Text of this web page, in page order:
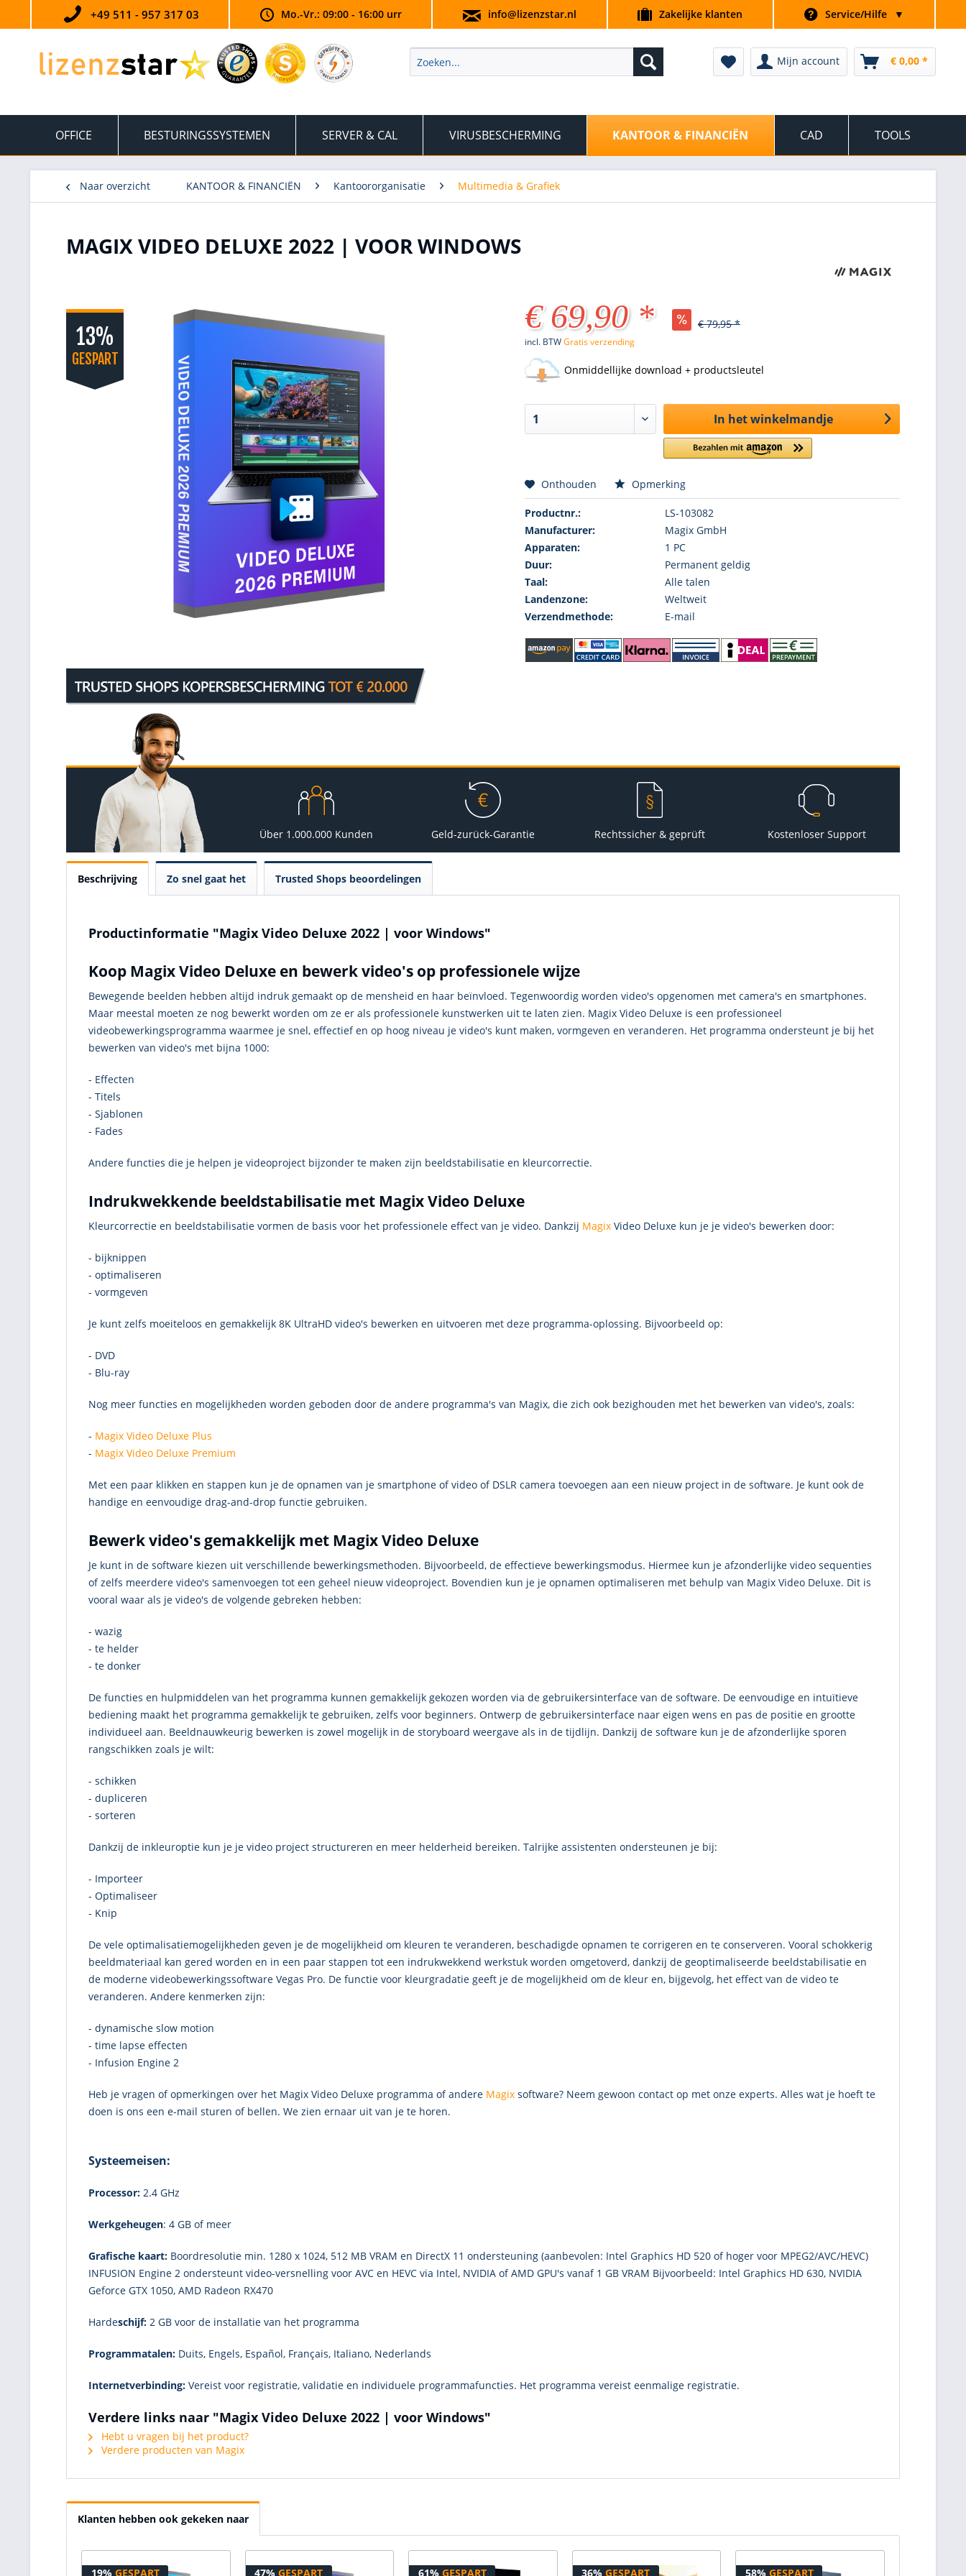
+49 511 - 957 317 03 Mo.-Vr.: 09:00 - 16:00 urr info@lizenzstar.nl Zakelijke klanten Service/Hilfe ▼
Mijn account € 0,00 *
OFFICE BESTURINGSSYSTEMEN SERVER & CAL VIRUSBESCHERMING KANTOOR & FINANCIËN CAD TOOLS
Naar overzicht KANTOOR & FINANCIËN Kantoororganisatie Multimedia & Grafiek
MAGIX VIDEO DELUXE 2022 | VOOR WINDOWS
13%
GESPART
€ 69,90 * € 79,95 *
incl. BTWGratis verzending
Onmiddellijke download + productsleutel
In het winkelmandje
Onthouden Opmerking
Productnr.:
LS-103082
Manufacturer:
Magix GmbH
Apparaten:
1 PC
Duur:
Permanent geldig
Taal:
Alle talen
Landenzone:
Weltweit
Verzendmethode:
E-mail
Über 1.000.000 Kunden Geld-zurück-Garantie Rechtssicher & geprüft Kostenloser Support
Beschrijving Zo snel gaat het Trusted Shops beoordelingen
Productinformatie "Magix Video Deluxe 2022 | voor Windows"
Koop Magix Video Deluxe en bewerk video's op professionele wijze
Bewegende beelden hebben altijd indruk gemaakt op de mensheid en haar beïnvloed. Tegenwoordig worden video's opgenomen met camera's en smartphones.
Maar meestal moeten ze nog bewerkt worden om ze er als professionele kunstwerken uit te laten zien. Magix Video Deluxe is een professioneel
videobewerkingsprogramma waarmee je snel, effectief en op hoog niveau je video's kunt maken, vormgeven en veranderen. Het programma ondersteunt je bij het
bewerken van video's met bijna 1000:
- Effecten
- Titels
- Sjablonen
- Fades
Andere functies die je helpen je videoproject bijzonder te maken zijn beeldstabilisatie en kleurcorrectie.
Indrukwekkende beeldstabilisatie met Magix Video Deluxe
Kleurcorrectie en beeldstabilisatie vormen de basis voor het professionele effect van je video. Dankzij Magix Video Deluxe kun je je video's bewerken door:
- bijknippen
- optimaliseren
- vormgeven
Je kunt zelfs moeiteloos en gemakkelijk 8K UltraHD video's bewerken en uitvoeren met deze programma-oplossing. Bijvoorbeeld op:
- DVD
- Blu-ray
Nog meer functies en mogelijkheden worden geboden door de andere programma's van Magix, die zich ook bezighouden met het bewerken van video's, zoals:
- Magix Video Deluxe Plus
- Magix Video Deluxe Premium
Met een paar klikken en stappen kun je de opnamen van je smartphone of video of DSLR camera toevoegen aan een nieuw project in de software. Je kunt ook de
handige en eenvoudige drag-and-drop functie gebruiken.
Bewerk video's gemakkelijk met Magix Video Deluxe
Je kunt in de software kiezen uit verschillende bewerkingsmethoden. Bijvoorbeeld, de effectieve bewerkingsmodus. Hiermee kun je afzonderlijke video sequenties
of zelfs meerdere video's samenvoegen tot een geheel nieuw videoproject. Bovendien kun je je opnamen optimaliseren met behulp van Magix Video Deluxe. Dit is
vooral waar als je video's de volgende gebreken hebben:
- wazig
- te helder
- te donker
De functies en hulpmiddelen van het programma kunnen gemakkelijk gekozen worden via de gebruikersinterface van de software. De eenvoudige en intuïtieve
bediening maakt het programma gemakkelijk te gebruiken, zelfs voor beginners. Ontwerp de gebruikersinterface naar eigen wens en pas de positie en grootte
individueel aan. Beeldnauwkeurig bewerken is zowel mogelijk in de storyboard weergave als in de tijdlijn. Dankzij de software kun je de afzonderlijke sporen
rangschikken zoals je wilt:
- schikken
- dupliceren
- sorteren
Dankzij de inkleuroptie kun je je video project structureren en meer helderheid bereiken. Talrijke assistenten ondersteunen je bij:
- Importeer
- Optimaliseer
- Knip
De vele optimalisatiemogelijkheden geven je de mogelijkheid om kleuren te veranderen, beschadigde opnamen te corrigeren en te conserveren. Vooral schokkerig
beeldmateriaal kan gered worden en in een paar stappen tot een indrukwekkend werkstuk worden omgetoverd, dankzij de geoptimaliseerde beeldstabilisatie en
de moderne videobewerkingssoftware Vegas Pro. De functie voor kleurgradatie geeft je de mogelijkheid om de kleur en, bijgevolg, het effect van de video te
veranderen. Andere kenmerken zijn:
- dynamische slow motion
- time lapse effecten
- Infusion Engine 2
Heb je vragen of opmerkingen over het Magix Video Deluxe programma of andere Magix software? Neem gewoon contact op met onze experts. Alles wat je hoeft te
doen is ons een e-mail sturen of bellen. We zien ernaar uit van je te horen.
Systeemeisen:
Processor: 2.4 GHz
Werkgeheugen: 4 GB of meer
Grafische kaart: Boordresolutie min. 1280 x 1024, 512 MB VRAM en DirectX 11 ondersteuning (aanbevolen: Intel Graphics HD 520 of hoger voor MPEG2/AVC/HEVC)
INFUSION Engine 2 ondersteunt video-versnelling voor AVC en HEVC via Intel, NVIDIA of AMD GPU's vanaf 1 GB VRAM Bijvoorbeeld: Intel Graphics HD 630, NVIDIA
Geforce GTX 1050, AMD Radeon RX470
Hardeschijf: 2 GB voor de installatie van het programma
Programmatalen: Duits, Engels, Español, Français, Italiano, Nederlands
Internetverbinding: Vereist voor registratie, validatie en individuele programmafuncties. Het programma vereist eenmalige registratie.
Verdere links naar "Magix Video Deluxe 2022 | voor Windows"
Hebt u vragen bij het product?
Verdere producten van Magix
Klanten hebben ook gekeken naar
19% GESPART 47%GESPART 61% GESPART 36%GESPART 58% GESPART